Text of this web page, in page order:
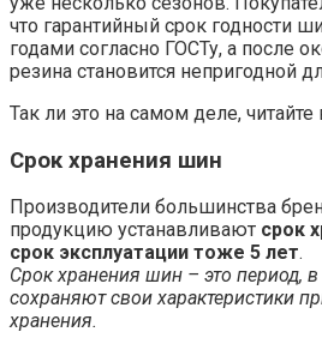
что гарантийный срок годности
годами согласно ГОСТу, а после
резина становится непригодной
Так ли это на самом деле, читайте
Срок хранения шин
Производители большинства
продукцию устанавливают срок
срок эксплуатации тоже 5 лет.
Срок хранения шин – это период, в
сохраняют свои характеристики
хранения.